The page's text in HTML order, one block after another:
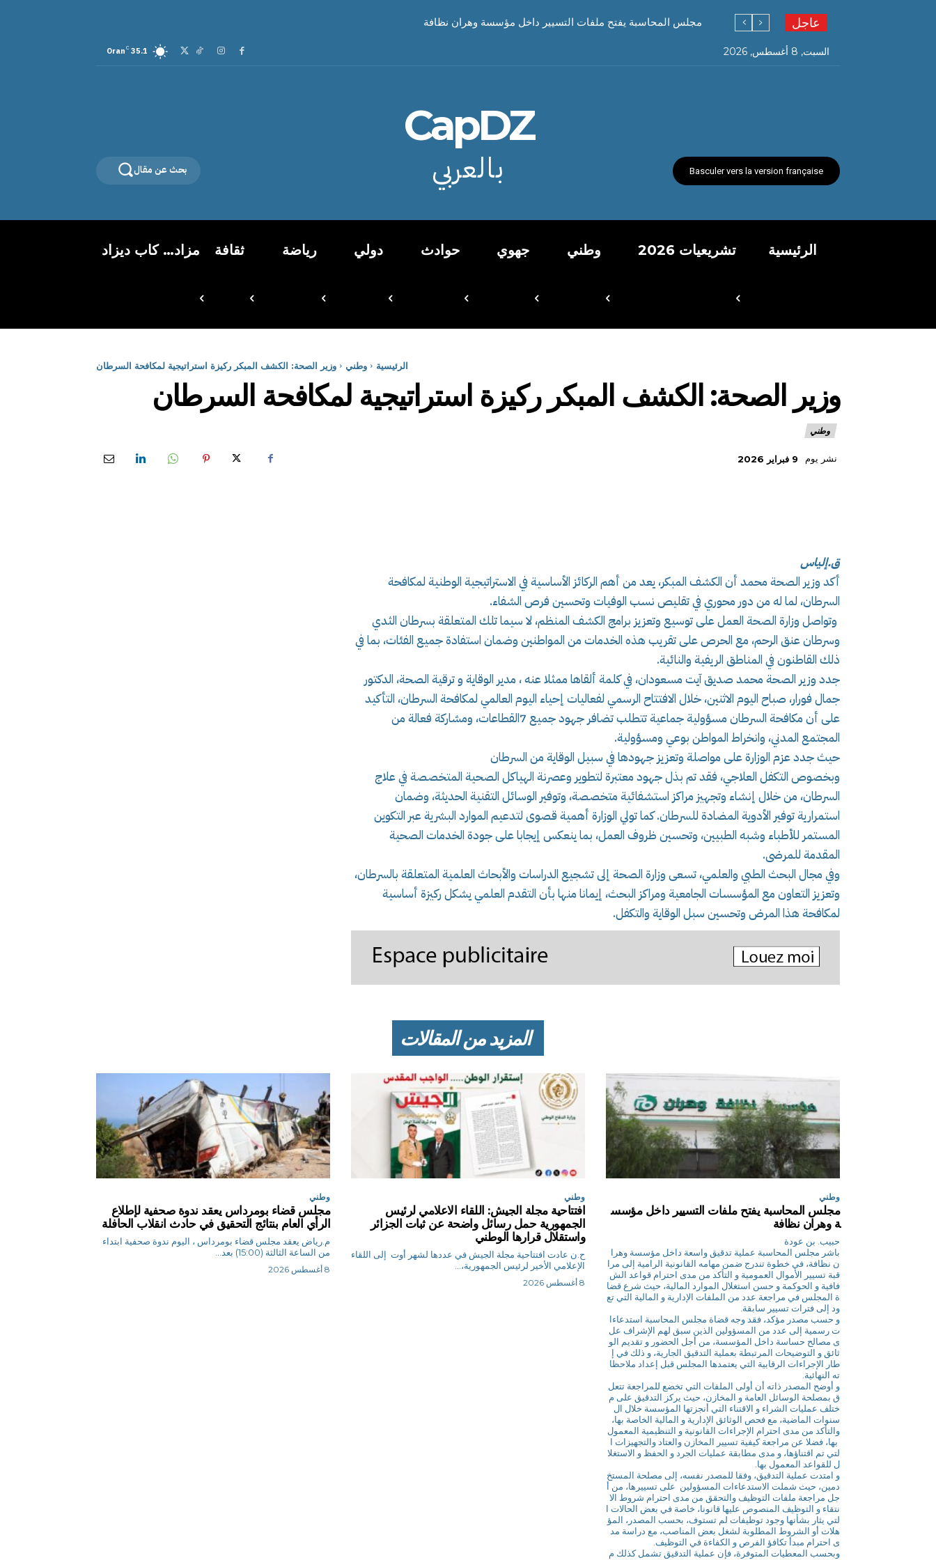
عاجل مجلس المحاسبة يفتح ملفات التسيير داخل مؤسسة وهران نظافة
السبت, 8 أغسطس, 2026 35.1
C
Oran
Basculer vers la version française
CapDZ
بالعربي بحث عن مقال
الرئيسية تشريعيات 2026 وطني جهوي حوادث دولي رياضة ثقافة مزاد… كاب ديزاد
الرئيسية وطني وزير الصحة: الكشف المبكر ركيزة استراتيجية لمكافحة السرطان
وزير الصحة: الكشف المبكر ركيزة استراتيجية لمكافحة السرطان
وطني
نشر يوم 9 فبراير 2026
ق.إلياس
أكد وزير الصحة محمد أن الكشف المبكر، يعد من أهم الركائز الأساسية في الاستراتيجية الوطنية لمكافحة
السرطان، لما له من دور محوري في تقليص نسب الوفيات وتحسين فرص الشفاء.
وتواصل وزارة الصحة العمل على توسيع وتعزيز برامج الكشف المنظم، لا سيما تلك المتعلقة بسرطان الثدي
وسرطان عنق الرحم، مع الحرص على تقريب هذه الخدمات من المواطنين وضمان استفادة جميع الفئات، بما في
ذلك القاطنون في المناطق الريفية والنائية.
جدد وزير الصحة محمد صديق آيت مسعودان، في كلمة ألقاها ممثلا عنه ، مدير الوقاية و ترقية الصحة، الدكتور
جمال فورار، صباح اليوم الاثنين، خلال الافتتاح الرسمي لفعاليات إحياء اليوم العالمي لمكافحة السرطان، التأكيد
على أن مكافحة السرطان مسؤولية جماعية تتطلب تضافر جهود جميع 7القطاعات، ومشاركة فعالة من
المجتمع المدني، وانخراط المواطن بوعي ومسؤولية.
حيث جدد عزم الوزارة على مواصلة وتعزيز جهودها في سبيل الوقاية من السرطان
وبخصوص التكفل العلاجي، فقد تم بذل جهود معتبرة لتطوير وعصرنة الهياكل الصحية المتخصصة في علاج
السرطان، من خلال إنشاء وتجهيز مراكز استشفائية متخصصة، وتوفير الوسائل التقنية الحديثة، وضمان
استمرارية توفير الأدوية المضادة للسرطان. كما تولي الوزارة أهمية قصوى لتدعيم الموارد البشرية عبر التكوين
المستمر للأطباء وشبه الطبيين، وتحسين ظروف العمل، بما ينعكس إيجابا على جودة الخدمات الصحية
المقدمة للمرضى.
وفي مجال البحث الطبي والعلمي، تسعى وزارة الصحة إلى تشجيع الدراسات والأبحاث العلمية المتعلقة بالسرطان،
وتعزيز التعاون مع المؤسسات الجامعية ومراكز البحث، إيمانا منها بأن التقدم العلمي يشكل ركيزة أساسية
لمكافحة هذا المرض وتحسين سبل الوقاية والتكفل.
المزيد من المقالات
وطني
مجلس المحاسبة يفتح ملفات التسيير داخل مؤسس
ة وهران نظافة
حبيب. بن عودة
باشر مجلس المحاسبة عملية تدقيق واسعة داخل مؤسسة وهرا
ن نظافة، في خطوة تندرج ضمن مهامه القانونية الرامية إلى مرا
قبة تسيير الأموال العمومية و التأكد من مدى احترام قواعد الش
فافية و الحوكمة و حسن استغلال الموارد المالية، حيث شرع قضا
ة المجلس في مراجعة عدد من الملفات الإدارية و المالية التي تع
ود إلى فترات تسيير سابقة.
و حسب مصدر مؤكد، فقد وجه قضاة مجلس المحاسبة استدعاءا
ت رسمية إلى عدد من المسؤولين الذين سبق لهم الإشراف عل
ى مصالح حساسة داخل المؤسسة، من أجل الحضور و تقديم الو
ثائق و التوضيحات المرتبطة بعملية التدقيق الجارية، و ذلك في إ
طار الإجراءات الرقابية التي يعتمدها المجلس قبل إعداد ملاحظا
ته النهائية.
و أوضح المصدر ذاته أن أولى الملفات التي تخضع للمراجعة تتعل
ق بمصلحة الوسائل العامة و المخازن، حيث يركز التدقيق على م
ختلف عمليات الشراء و الاقتناء التي أنجزتها المؤسسة خلال ال
سنوات الماضية، مع فحص الوثائق الإدارية و المالية الخاصة بها،
والتأكد من مدى احترام الإجراءات القانونية و التنظيمية المعمول
بها، فضلا عن مراجعة كيفية تسيير المخازن والعتاد والتجهيزات ا
لتي تم اقتناؤها، و مدى مطابقة عمليات الجرد و الحفظ و الاستغلا
ل للقواعد المعمول بها.
و امتدت عملية التدقيق، وفقا للمصدر نفسه، إلى مصلحة المستخ
دمين، حيث شملت الاستدعاءات المسؤولين على تسييرها، من أ
جل مراجعة ملفات التوظيف والتحقق من مدى احترام شروط الا
نتقاء و التوظيف المنصوص عليها قانونا، خاصة في بعض الحالات ا
لتي يثار بشأنها وجود توظيفات لم تستوف، بحسب المصدر، المؤ
هلات أو الشروط المطلوبة لشغل بعض المناصب، مع دراسة مد
ى احترام مبدأ تكافؤ الفرص و الكفاءة في التوظيف.
وبحسب المعطيات المتوفرة، فإن عملية التدقيق تشمل كذلك م
وطني
افتتاحية مجلة الجيش: اللقاء الاعلامي لرئيس
الجمهورية حمل رسائل واضحة عن ثبات الجزائر
واستقلال قرارها الوطني
ح.ن عادت افتتاحية مجلة الجيش في عددها لشهر أوت إلى اللقاء
الإعلامي الأخير لرئيس الجمهورية،...
8 أغسطس 2026
وطني
مجلس قضاء بومرداس يعقد ندوة صحفية لإطلاع
الرأي العام بنتائج التحقيق في حادث انقلاب الحافلة
م.رياض يعقد مجلس قضاء بومرداس ، اليوم ندوة صحفية ابتداء
من الساعة الثالثة (15:00) بعد...
8 أغسطس 2026